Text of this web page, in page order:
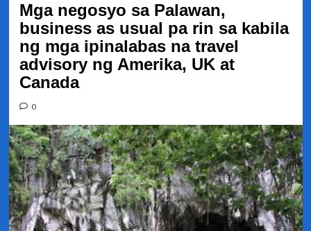
Mga negosyo sa Palawan,
business as usual pa rin sa kabila
ng mga ipinalabas na travel
advisory ng Amerika, UK at
Canada
0